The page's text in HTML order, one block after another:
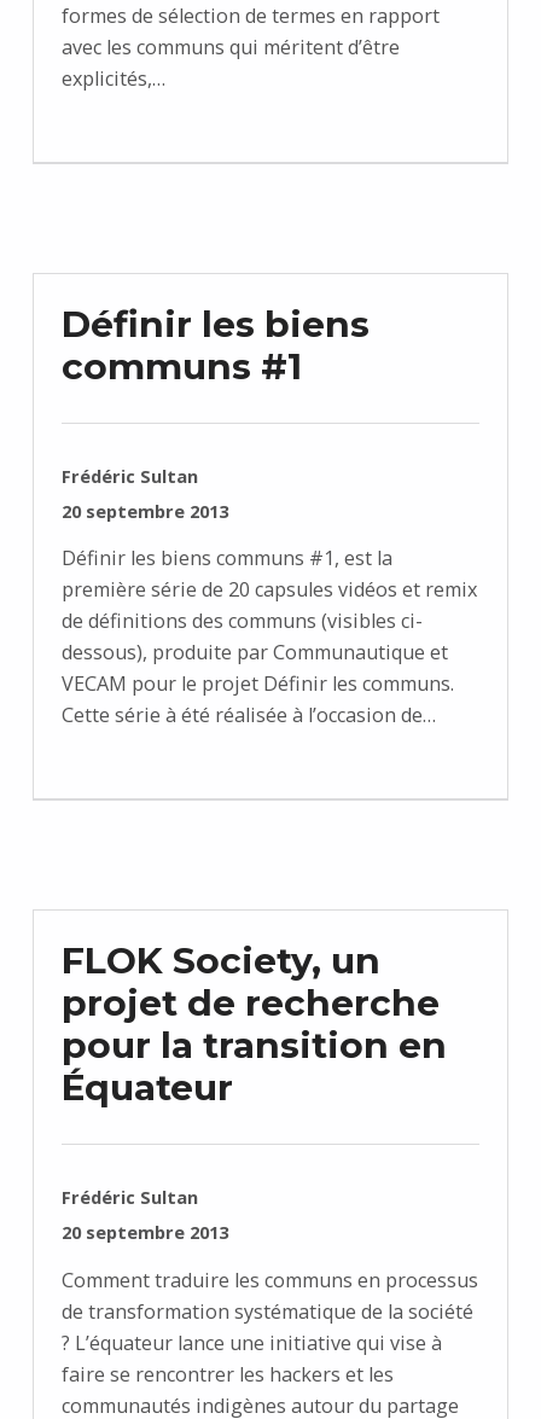
formes de sélection de termes en rapport
avec les communs qui méritent d’être
explicités,…
Définir les biens
communs #1
RÉDIGÉ PAR :
Frédéric Sultan
PUBLIÉ SUR :
20 septembre 2013
Définir les biens communs #1, est la
première série de 20 capsules vidéos et remix
de définitions des communs (visibles ci-
dessous), produite par Communautique et
VECAM pour le projet Définir les communs.
Cette série à été réalisée à l’occasion de…
FLOK Society, un
projet de recherche
pour la transition en
Équateur
RÉDIGÉ PAR :
Frédéric Sultan
PUBLIÉ SUR :
20 septembre 2013
Comment traduire les communs en processus
de transformation systématique de la société
? L’équateur lance une initiative qui vise à
faire se rencontrer les hackers et les
communautés indigènes autour du partage